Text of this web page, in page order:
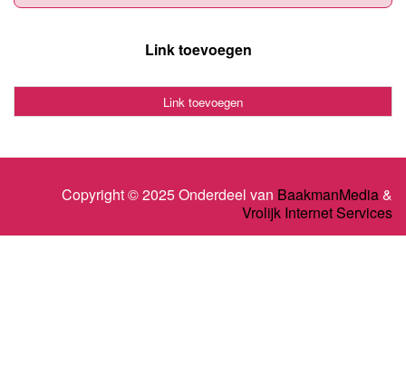
Link toevoegen
Link toevoegen
Copyright © 2025 Onderdeel van BaakmanMedia&
Vrolijk Internet Services